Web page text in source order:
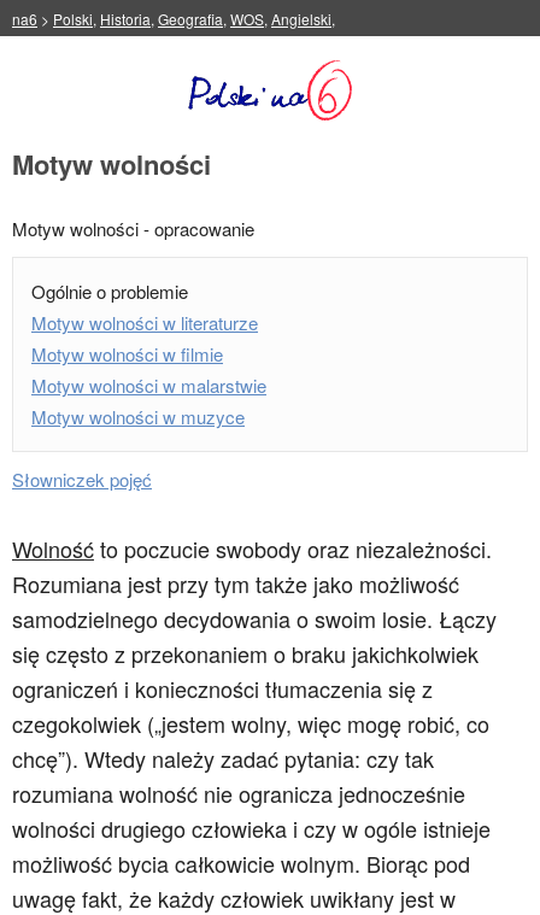
na6 > Polski, Historia, Geografia, WOS, Angielski,
Motyw wolności
Motyw wolności - opracowanie
Ogólnie o problemie
Motyw wolności w literaturze
Motyw wolności w filmie
Motyw wolności w malarstwie
Motyw wolności w muzyce
Słowniczek pojęć
Wolnośćto poczucie swobody oraz niezależności.
Rozumiana jest przy tym także jako możliwość
samodzielnego decydowania o swoim losie. Łączy
się często z przekonaniem o braku jakichkolwiek
ograniczeń i konieczności tłumaczenia się z
czegokolwiek („jestem wolny, więc mogę robić, co
chcę”). Wtedy należy zadać pytania: czy tak
rozumiana wolność nie ogranicza jednocześnie
wolności drugiego człowieka i czy w ogóle istnieje
możliwość bycia całkowicie wolnym. Biorąc pod
uwagę fakt, że każdy człowiek uwikłany jest w